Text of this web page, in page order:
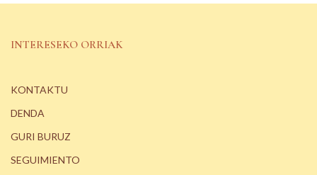
INTERESEKO ORRIAK
KONTAKTU
DENDA
GURI BURUZ
SEGUIMIENTO